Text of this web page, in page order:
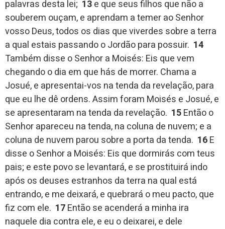
palavras desta lei; 13e que seus filhos que não a
souberem ouçam, e aprendam a temer ao Senhor
vosso Deus, todos os dias que viverdes sobre a terra
a qual estais passando o Jordão para possuir. 14
Também disse o Senhor a Moisés: Eis que vem
chegando o dia em que hás de morrer. Chama a
Josué, e apresentai-vos na tenda da revelação, para
que eu lhe dê ordens. Assim foram Moisés e Josué, e
se apresentaram na tenda da revelação. 15Então o
Senhor apareceu na tenda, na coluna de nuvem; e a
coluna de nuvem parou sobre a porta da tenda. 16E
disse o Senhor a Moisés: Eis que dormirás com teus
pais; e este povo se levantará, e se prostituirá indo
após os deuses estranhos da terra na qual está
entrando, e me deixará, e quebrará o meu pacto, que
fiz com ele. 17Então se acenderá a minha ira
naquele dia contra ele, e eu o deixarei, e dele